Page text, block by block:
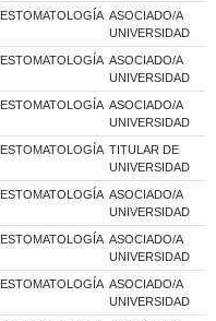
ESTOMATOLOGÍA ASOCIADO/A
UNIVERSIDAD
ESTOMATOLOGÍA ASOCIADO/A
UNIVERSIDAD
ESTOMATOLOGÍA ASOCIADO/A
UNIVERSIDAD
ESTOMATOLOGÍA TITULAR DE
UNIVERSIDAD
ESTOMATOLOGÍA ASOCIADO/A
UNIVERSIDAD
ESTOMATOLOGÍA ASOCIADO/A
UNIVERSIDAD
ESTOMATOLOGÍA ASOCIADO/A
UNIVERSIDAD